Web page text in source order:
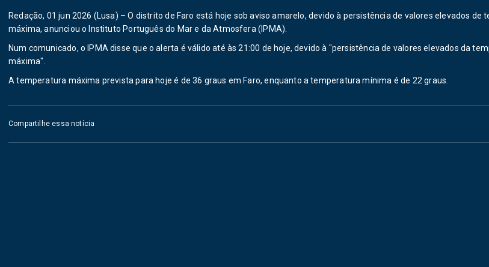
Redação, 01 jun 2026 (Lusa) – O distrito de Faro está hoje sob aviso amarelo, devido à persistência de valores elevados de
máxima, anunciou o Instituto Português do Mar e da Atmosfera (IPMA).
Num comunicado, o IPMA disse que o alerta é válido até às 21:00 de hoje, devido à "persistência de valores elevados da
máxima".
A temperatura máxima prevista para hoje é de 36 graus em Faro, enquanto a temperatura mínima é de 22 graus.
Compartilhe essa notícia